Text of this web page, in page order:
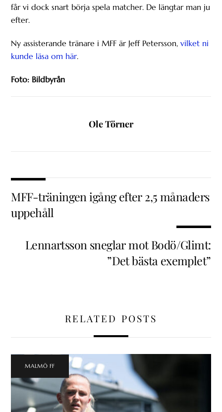
får vi dock snart börja spela matcher. De längtar man ju
efter.
Ny assisterande tränare i MFF är Jeff Petersson,vilket ni
kunde läsa om här.
Foto: Bildbyrån
Ole Törner
MFF-träningen igång efter 2,5 månaders
uppehåll
Lennartsson sneglar mot Bodö/Glimt:
”Det bästa exemplet”
RELATED POSTS
MALMÖ FF